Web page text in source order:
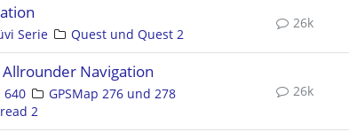
Serie Quest und Quest 2
26k
Navigation
640
GPSMap 276 und 278
2
26k